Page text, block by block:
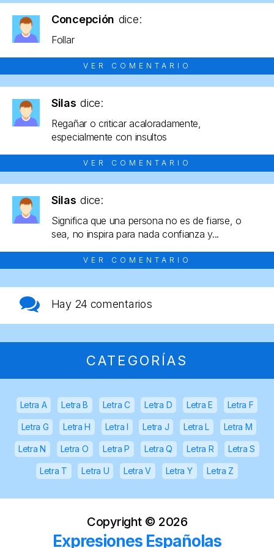
Concepción dice:
Follar
VER COMENTARIO
Silas dice:
Regañar o criticar acaloradamente,
especialmente con insultos
VER COMENTARIO
Silas dice:
Significa que una persona no es de fiarse, o
sea, no inspira para nada confianza y...
VER COMENTARIO
Hay 24 comentarios
CATEGORÍAS
Letra A Letra B Letra C Letra D Letra E Letra F
Letra G Letra H Letra I Letra J Letra L Letra M
Letra N Letra O Letra P Letra Q Letra R Letra S
Letra T Letra U Letra V Letra Y Letra Z
Copyright © 2026
Expresiones Españolas